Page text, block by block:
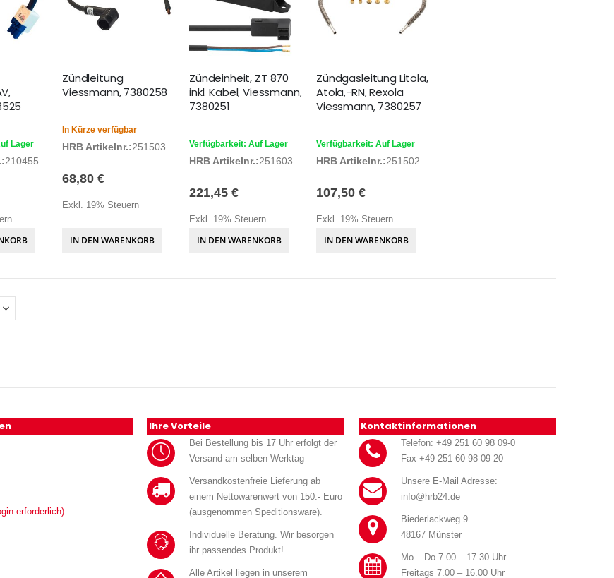
Lager
210455
Zündleitung
Viessmann, 7380258
In Kürze verfügbar
HRB Artikelnr.:251503
68,80 €
Exkl. 19% Steuern
IN DEN WARENKORB
Zündeinheit, ZT 870
inkl. Kabel, Viessmann,
7380251
Verfügbarkeit: Auf Lager
HRB Artikelnr.:251603
221,45 €
Exkl. 19% Steuern
IN DEN WARENKORB
Zündgasleitung Litola,
Atola,-RN, Rexola
Viessmann, 7380257
Verfügbarkeit: Auf Lager
HRB Artikelnr.:251502
107,50 €
Exkl. 19% Steuern
IN DEN WARENKORB
erforderlich)
Ihre Vorteile
Bei Bestellung bis 17 Uhr erfolgt der
Versand am selben Werktag
Versandkostenfreie Lieferung ab
einem Nettowarenwert von 150.- Euro
(ausgenommen Speditionsware).
Individuelle Beratung. Wir besorgen
ihr passendes Produkt!
Alle Artikel liegen in unserem
Kontaktinformationen
Telefon: +49 251 60 98 09-0
Fax +49 251 60 98 09-20
Unsere E-Mail Adresse:
info@hrb24.de
Biederlackweg 9
48167 Münster
Mo – Do 7.00 – 17.30 Uhr
Freitags 7.00 – 16.00 Uhr